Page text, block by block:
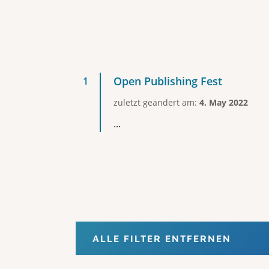
Open Publishing Fest
zuletzt geändert am: 4. May 2022
...
ALLE FILTER ENTFERNEN